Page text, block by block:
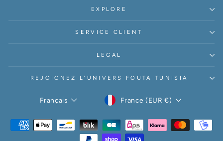
EXPLORE
SERVICE CLIENT
LEGAL
REJOIGNEZ L’UNIVERS FOUTA TUNISIA
LANGUE
Français DEVISE
France (EUR €)